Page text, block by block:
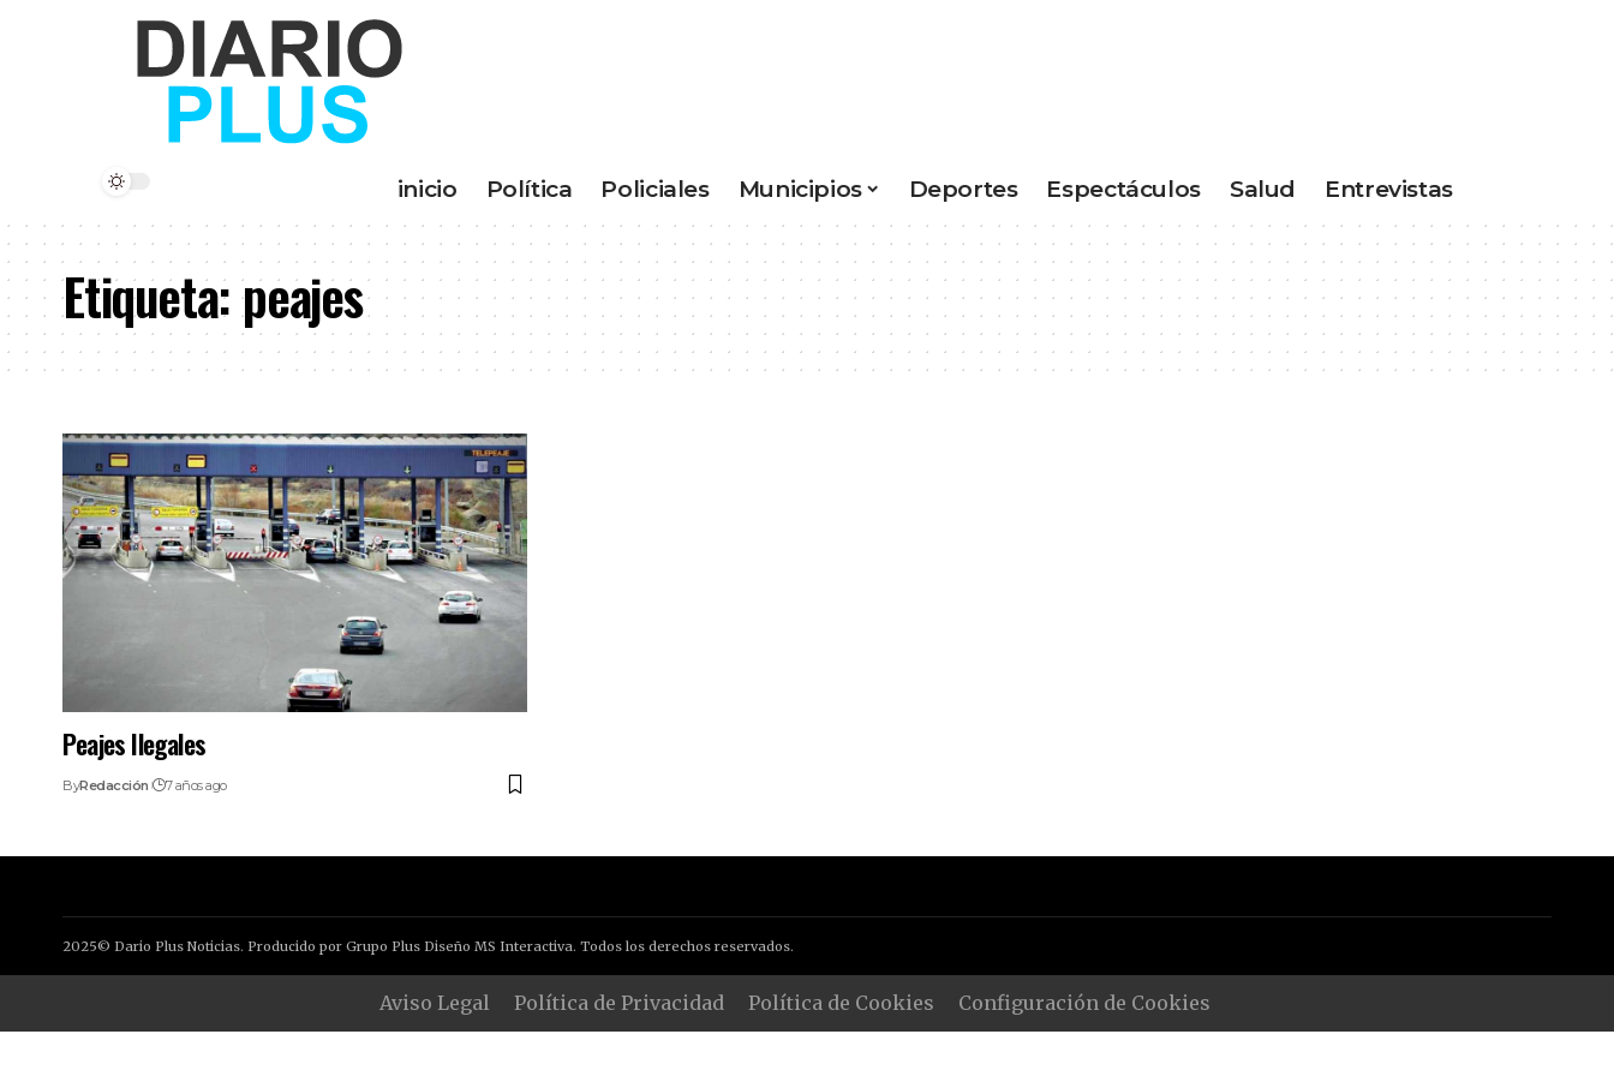
inicio Política Policiales Municipios Deportes Espectáculos Salud Entrevistas
Etiqueta:peajes
Peajes Ilegales
ByRedacción 7 años ago
2025© Dario Plus Noticias. Producido por Grupo Plus Diseño MS Interactiva. Todos los derechos reservados.
Aviso Legal Política de Privacidad Política de Cookies Configuración de Cookies